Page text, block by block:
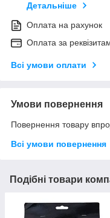
Детальніше
Оплата на рахунок
Оплата за
Всі умови оплати
Умови повернення
Повернення товару
Всі умови повернення
Подібні товари